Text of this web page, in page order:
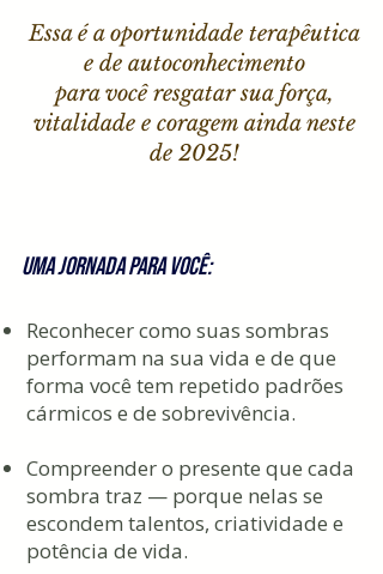
Essa é a oportunidade terapêutica
e de autoconhecimento
para você resgatar sua força,
vitalidade e coragem ainda neste
de 2025!
uMA JORNADA PARA VOCÊ:
Reconhecer como suas sombras
performam na sua vida e de que
forma você tem repetido padrões
cármicos e de sobrevivência.
Compreender o presente que cada
sombra traz — porque nelas se
escondem talentos, criatividade e
potência de vida.